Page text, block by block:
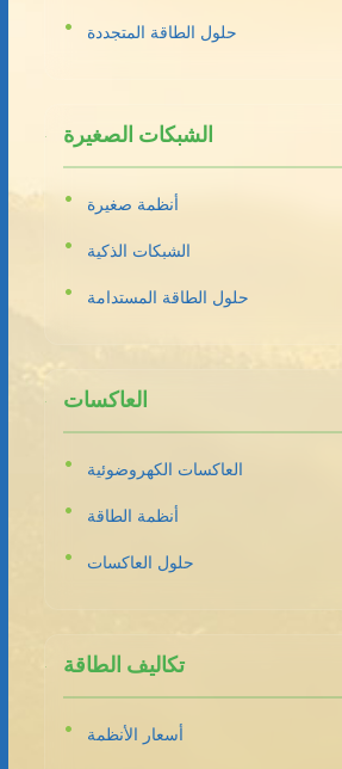
حلول الطاقة المتجددة
الشبكات الصغيرة
أنظمة صغيرة
الشبكات الذكية
حلول الطاقة المستدامة
العاكسات
العاكسات الكهروضوئية
أنظمة الطاقة
حلول العاكسات
تكاليف الطاقة
أسعار الأنظمة